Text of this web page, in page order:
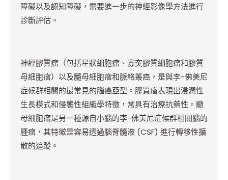
障礙以及認知障礙，需要進一步的神經影像學方法進行
診斷評估。
神經膠質瘤（包括星狀細胞瘤、寡突膠質細胞瘤和膠質
母細胞瘤）以及髓母細胞瘤和脈絡叢癌，是與李-佛美尼
症候群相關的最常見的腦癌亞型。膠質瘤表現出浸潤性
生長模式和侵襲性組織學特徵，常具有治療抗藥性。髓
母細胞瘤是另一種源自小腦的李-佛美尼症候群相關腦的
腫瘤，其特徵是容易透過腦脊髓液 (CSF) 進行轉移性擴
散的追蹤。